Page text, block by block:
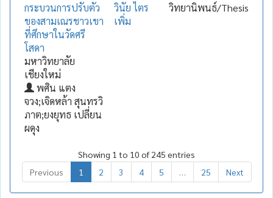
กระบวนการปรับตัว
ของสามเณรชาวเขา
ที่ศึกษาในวัดศรี
โสดา
มหาวิทยาลัย
เชียงใหม่
พศิน แตง
จวง;เจิดหล้า สุนทรวิ
ภาต;ยงยุทธ เปลี่ยน
ผดุง
วินัย ไตร
เพิ่ม
วิทยานิพนธ์/Thesis
Showing 1 to 10 of 245 entries
Previous
1 2 3 4 5 25 Next